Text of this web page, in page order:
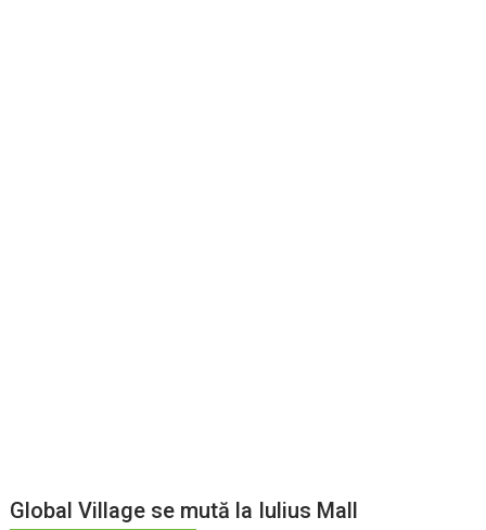
Global Village se mută la Iulius Mall